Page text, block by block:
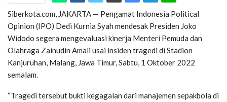
Siberkota.com, JAKARTA — Pengamat Indonesia Political
Opinion (IPO) Dedi Kurnia Syah mendesak Presiden Joko
Widodo segera mengevaluasi kinerja Menteri Pemuda dan
Olahraga Zainudin Amali usai insiden tragedi di Stadion
Kanjuruhan, Malang, Jawa Timur, Sabtu, 1 Oktober 2022
semalam.
“Tragedi tersebut bukti kegagalan dari manajemen sepakbola di